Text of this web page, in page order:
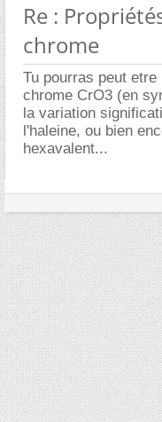
Re :
chrome
Tu pourras peut
chrome CrO3 (en
la variation
l'haleine, ou bien
hexavalent...